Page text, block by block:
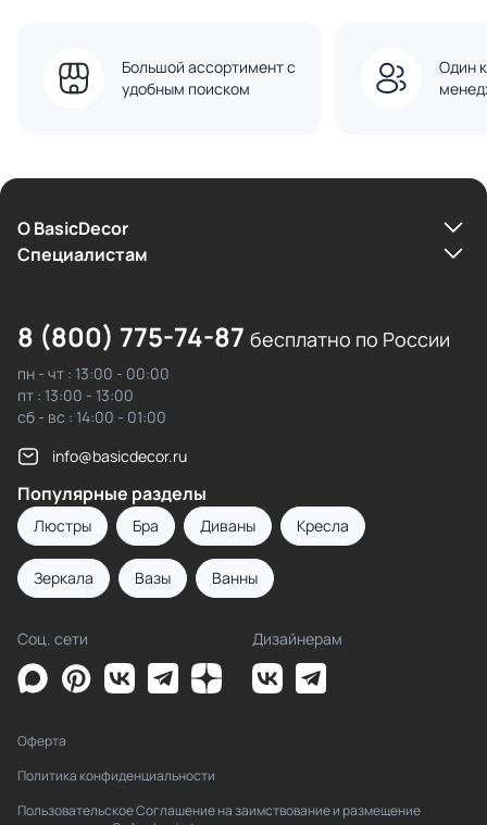
Большой ассортимент с
удобным поиском
Один
О BasicDecor
Cпециалистам
8 (800) 775-74-87 бесплатно по России
пн - чт : 13:00 - 00:00
пт : 13:00 - 13:00
сб - вс : 14:00 - 01:00
info@basicdecor.ru
Популярные разделы
Люстры Бра Диваны Кресла
Зеркала Вазы Ванны
Соц. сети Дизайнерам
Оферта
Политика конфиденциальности
Пользовательское Соглашение на заимствование и размещение